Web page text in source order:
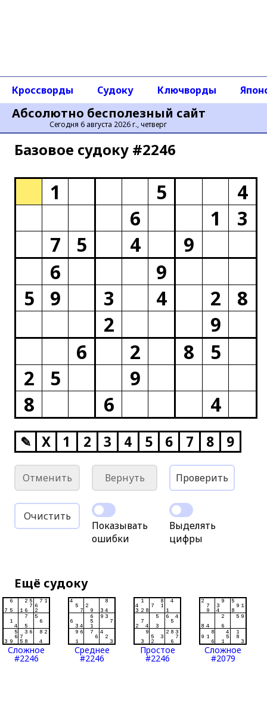
Абсолютно бесполезный сайт
Сегодня 6 августа 2026 г., четверг
Кроссворды Судоку Ключворды
Базовое cудоку #2246
1 5
4
6
1
3
7
5 4
9
6
9
5
9 3 4 2
8
2
9
6
2 8
5
2
5
9
8
6 4
✎ X 1 2 3 4 5 6 7 8 9
Отменить Вернуть Проверить
Очистить
Показывать
ошибки
Выделять
цифры
Ещё судоку
Сложное
#2246
Среднее
#2246
Простое
#2246
Сложное
#2079